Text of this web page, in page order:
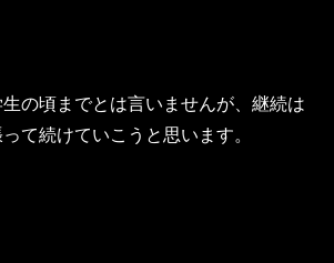
INSTAGRAM
の頃までとは言いませんが、継続は
て続けていこうと思います。